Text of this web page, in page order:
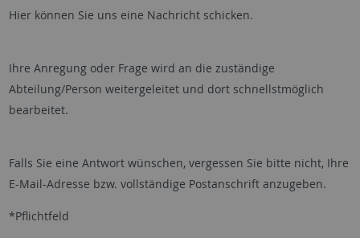
Hier können Sie uns eine Nachricht schicken.
Ihre Anregung oder Frage wird an die zuständige
Abteilung/Person weitergeleitet und dort schnellstmöglich
bearbeitet.
Falls Sie eine Antwort wünschen, vergessen Sie bitte nicht, Ihre
E-Mail-Adresse bzw. vollständige Postanschrift anzugeben.
*Pflichtfeld